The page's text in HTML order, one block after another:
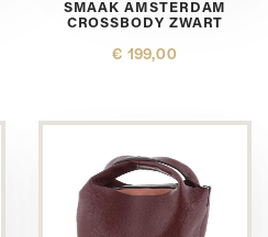
SMAAK AMSTERDAM
CROSSBODY ZWART
€ 199,00